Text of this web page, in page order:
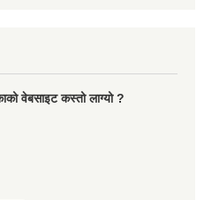
वेबसाइट कस्तो लाग्यो ?